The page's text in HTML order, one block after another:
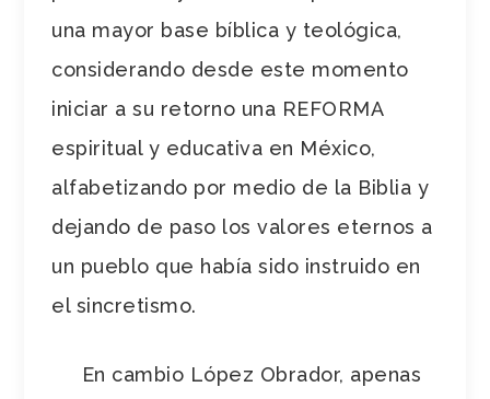
una mayor base bíblica y teológica,
considerando desde este momento
iniciar a su retorno una REFORMA
espiritual y educativa en México,
alfabetizando por medio de la Biblia y
dejando de paso los valores eternos a
un pueblo que había sido instruido en
el sincretismo.
En cambio López Obrador, apenas